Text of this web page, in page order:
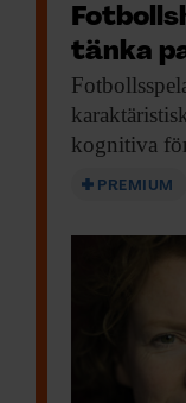
tänka
kognitiva
PREMIUM